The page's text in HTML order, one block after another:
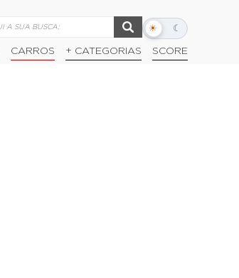
☀ ☾
Alternar
escuro
CARROS + CATEGORIAS SCORE